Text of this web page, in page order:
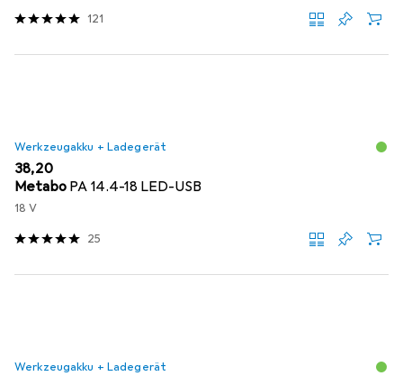
121
Werkzeugakku + Ladegerät
EUR
38,20
Metabo PA 14.4-18 LED-USB
18 V
25
Werkzeugakku + Ladegerät